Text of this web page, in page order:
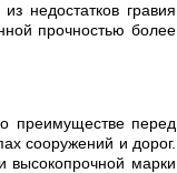
недостатков гравия
прочностью более
преимуществе перед
сооружений и дорог.
высокопрочной марки